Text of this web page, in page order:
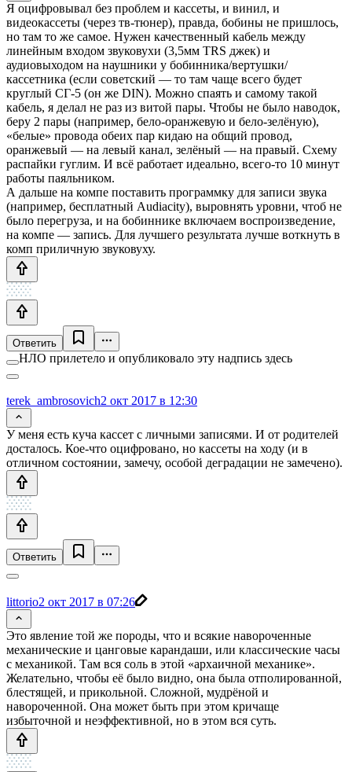
Я оцифровывал без проблем и кассеты, и винил, и
видеокассеты (через тв-тюнер), правда, бобины не пришлось,
но там то же самое. Нужен качественный кабель между
линейным входом звуковухи (3,5мм TRS джек) и
аудиовыходом на наушники у бобинника/вертушки/
кассетника (если советский — то там чаще всего будет
круглый СГ-5 (он же DIN). Можно спаять и самому такой
кабель, я делал не раз из витой пары. Чтобы не было наводок,
беру 2 пары (например, бело-оранжевую и бело-зелёную),
«белые» провода обеих пар кидаю на общий провод,
оранжевый — на левый канал, зелёный — на правый. Схему
распайки гуглим. И всё работает идеально, всего-то 10 минут
работы паяльником.
А дальше на компе поставить программку для записи звука
(например, бесплатный Audiacity), выровнять уровни, чтоб не
было перегруза, и на бобиннике включаем воспроизведение,
на компе — запись. Для лучшего результата лучше воткнуть в
комп приличную звуковуху.
Ответить
НЛО прилетело и опубликовало эту надпись здесь
terek_ambrosovich2 окт 2017 в 12:30
У меня есть куча кассет с личными записями. И от родителей
досталось. Кое-что оцифровано, но кассеты на ходу (и в
отличном состоянии, замечу, особой деградации не замечено).
Ответить
littorio2 окт 2017 в 07:26
Это явление той же породы, что и всякие навороченные
механические и цанговые карандаши, или классические часы
с механикой. Там вся соль в этой «архаичной механике».
Желательно, чтобы её было видно, она была отполированной,
блестящей, и прикольной. Сложной, мудрёной и
навороченной. Она может быть при этом кричаще
избыточной и неэффективной, но в этом вся суть.